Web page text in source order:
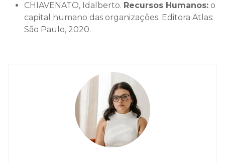
CHIAVENATO, Idalberto. Recursos Humanos: o
capital humano das organizações. Editora Atlas:
São Paulo, 2020.